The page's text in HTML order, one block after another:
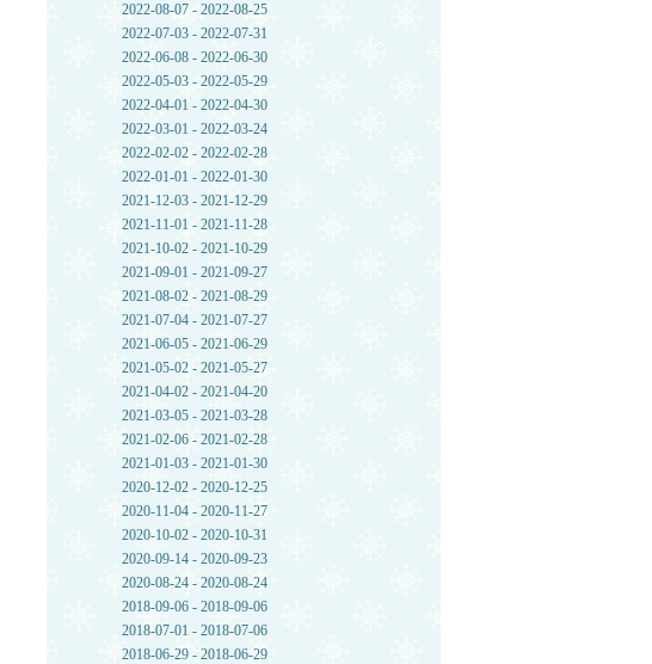
2022-08-07 - 2022-08-25
2022-07-03 - 2022-07-31
2022-06-08 - 2022-06-30
2022-05-03 - 2022-05-29
2022-04-01 - 2022-04-30
2022-03-01 - 2022-03-24
2022-02-02 - 2022-02-28
2022-01-01 - 2022-01-30
2021-12-03 - 2021-12-29
2021-11-01 - 2021-11-28
2021-10-02 - 2021-10-29
2021-09-01 - 2021-09-27
2021-08-02 - 2021-08-29
2021-07-04 - 2021-07-27
2021-06-05 - 2021-06-29
2021-05-02 - 2021-05-27
2021-04-02 - 2021-04-20
2021-03-05 - 2021-03-28
2021-02-06 - 2021-02-28
2021-01-03 - 2021-01-30
2020-12-02 - 2020-12-25
2020-11-04 - 2020-11-27
2020-10-02 - 2020-10-31
2020-09-14 - 2020-09-23
2020-08-24 - 2020-08-24
2018-09-06 - 2018-09-06
2018-07-01 - 2018-07-06
2018-06-29 - 2018-06-29